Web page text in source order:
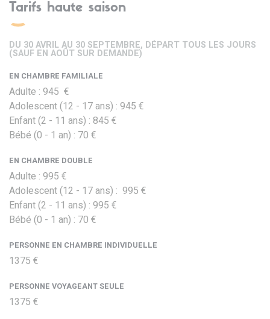
Tarifs haute saison
DU 30 AVRIL AU 30 SEPTEMBRE, DÉPART TOUS LES JOURS
(SAUF EN AOÛT SUR DEMANDE)
EN CHAMBRE FAMILIALE
Adulte : 945 €
Adolescent (12 - 17 ans) : 945 €
Enfant (2 - 11 ans) : 845 €
Bébé (0 - 1 an) : 70 €
EN CHAMBRE DOUBLE
Adulte : 995 €
Adolescent (12 - 17 ans) : 995 €
Enfant (2 - 11 ans) : 995 €
Bébé (0 - 1 an) : 70 €
PERSONNE EN CHAMBRE INDIVIDUELLE
1375 €
PERSONNE VOYAGEANT SEULE
1375 €